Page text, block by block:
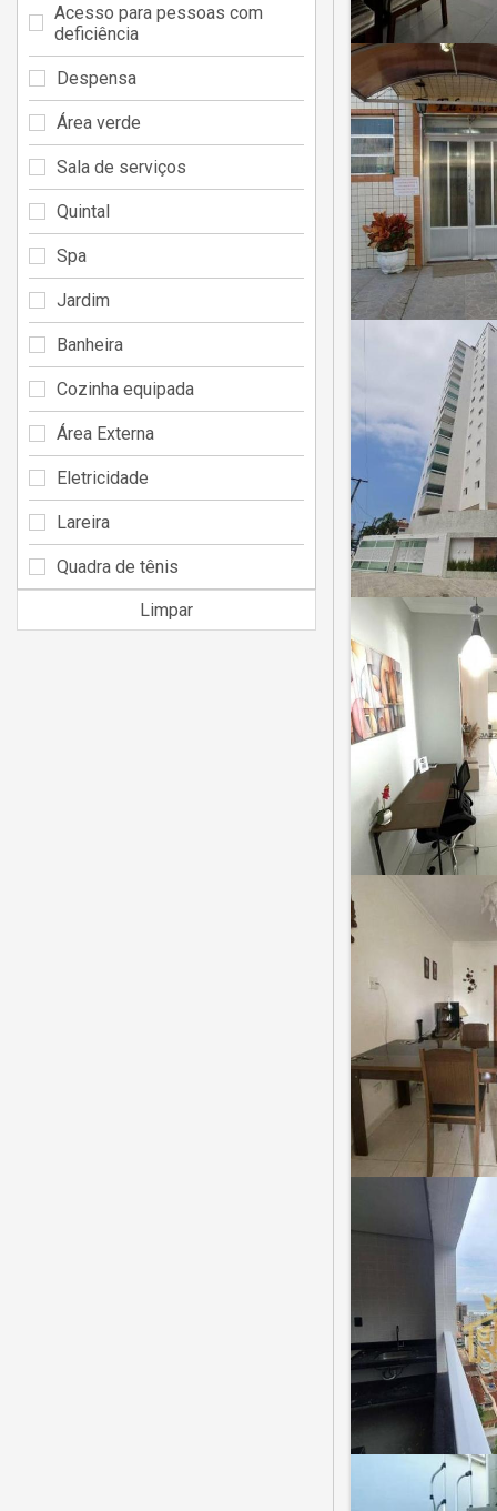
Acesso para pessoas com
deficiência
Despensa
Área verde
Sala de serviços
Quintal
Spa
Jardim
Banheira
Cozinha equipada
Área Externa
Eletricidade
Lareira
Quadra de tênis
Limpar